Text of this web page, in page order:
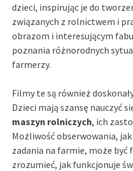
dzieci, inspirując je do
związanych z rolnictwem i
obrazom i interesującym
poznania różnorodnych
farmerzy.
Filmy te są również
Dzieci mają szansę nauczyć
maszyn rolniczych, ich
Możliwość obserwowania,
zadania na farmie, może być
zrozumieć, jak funkcjonuje